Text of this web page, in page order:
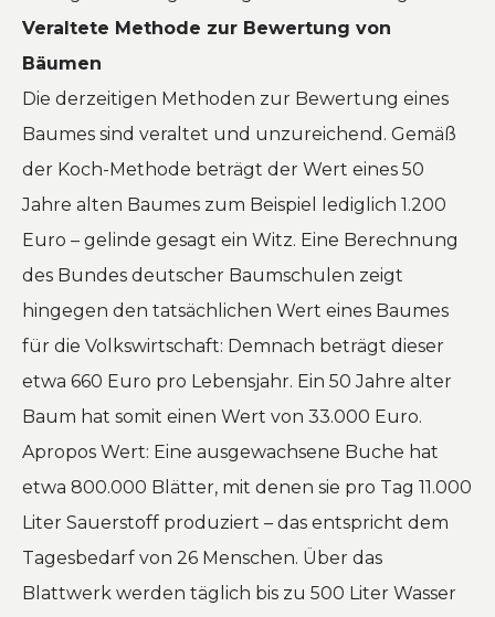
Veraltete Methode zur Bewertung von
Bäumen
Die derzeitigen Methoden zur Bewertung eines
Baumes sind veraltet und unzureichend. Gemäß
der Koch-Methode beträgt der Wert eines 50
Jahre alten Baumes zum Beispiel lediglich 1.200
Euro – gelinde gesagt ein Witz. Eine Berechnung
des Bundes deutscher Baumschulen zeigt
hingegen den tatsächlichen Wert eines Baumes
für die Volkswirtschaft: Demnach beträgt dieser
etwa 660 Euro pro Lebensjahr. Ein 50 Jahre alter
Baum hat somit einen Wert von 33.000 Euro.
Apropos Wert: Eine ausgewachsene Buche hat
etwa 800.000 Blätter, mit denen sie pro Tag 11.000
Liter Sauerstoff produziert – das entspricht dem
Tagesbedarf von 26 Menschen. Über das
Blattwerk werden täglich bis zu 500 Liter Wasser